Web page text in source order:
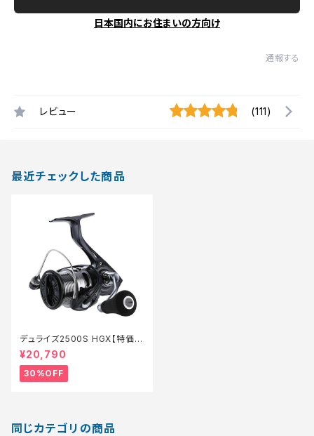
日本国内にお住まいの方向け
通報する
レビュー (111)
最近チェックした商品
デュライズ2500S HGX【特価リ
ール】【30】
¥20,790
30%OFF
同じカテゴリの商品